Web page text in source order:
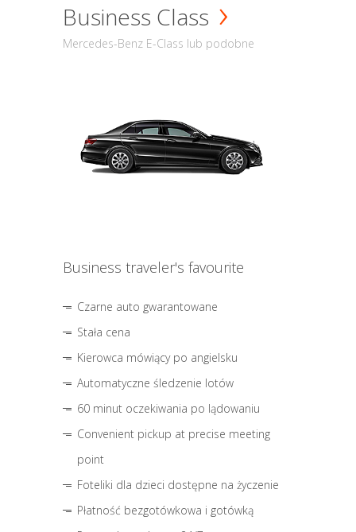
Business Class
Mercedes-Benz E-Class lub podobne
Business traveler's favourite
Czarne auto gwarantowane
Stała cena
Kierowca mówiący po angielsku
Automatyczne śledzenie lotów
60 minut oczekiwania po lądowaniu
Convenient pickup at precise meeting
point
Foteliki dla dzieci dostępne na życzenie
Płatność bezgotówkowa i gotówką